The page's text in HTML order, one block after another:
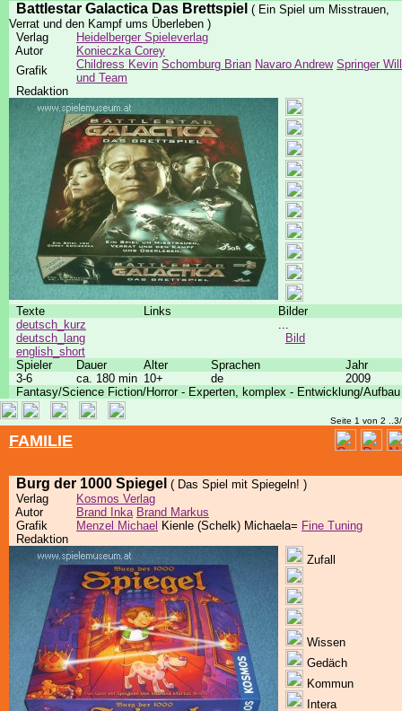
Battlestar Galactica Das Brettspiel ( Ein Spiel um Misstrauen,
Verrat und den Kampf ums Überleben )
Verlag
Heidelberger Spieleverlag
Autor
Konieczka Corey
Grafik
Childress Kevin Schomburg Brian Navaro Andrew Springer Will
und Team
Redaktion
Texte Links
Bilder
deutsch_kurz
deutsch_lang
english_short
...
Bild
Spieler
Dauer Alter Sprachen
Jahr
3-6
ca. 180 min 10+ de
2009
Fantasy/Science Fiction/Horror - Experten, komplex - Entwicklung/Aufbau
Seite 1 von 2
FAMILIE
Burg der 1000 Spiegel ( Das Spiel mit Spiegeln! )
Verlag
Kosmos Verlag
Autor
Brand Inka Brand Markus
Grafik
Menzel Michael Kienle (Schelk) Michaela= Fine Tuning
Redaktion
Zufall
Wissen
Gedäch
Kommun
Intera